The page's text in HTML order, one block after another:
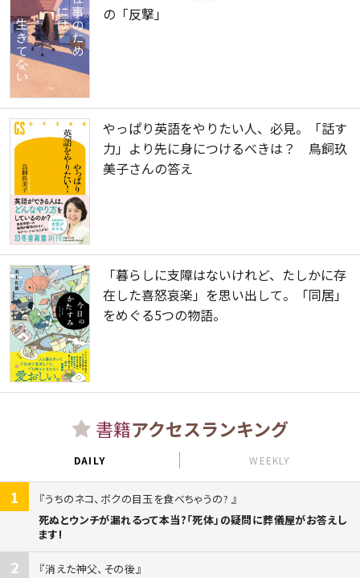
の「反撃」
やっぱり英語をやりたい人、必見。「話す
力」より先に身につけるべきは？ 鳥飼玖
美子さんの答え
「暮らしに支障はないけれど、たしかに存
在した喜怒哀楽」を思い出して。「同居」
をめぐる5つの物語。
書籍アクセスランキング
DAILY WEEKLY
1
うちのネコ、ボクの目玉を食べちゃうの?
死ぬとウンチが漏れるって本当?「死体」の疑問に葬儀屋がお答えし
ます!
2
消えた神父、その後